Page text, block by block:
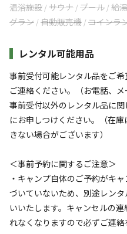
温浴施設 /サウナ /プール /給
グラン /自動販売機 /コインラ
レンタル可能用品
事前受付可能レンタル品をご
ご連絡ください。（お電話、メ
事前受付以外のレンタル品に
にお申しつけください。（在
きない場合がございます）
＜事前予約に関するご注意＞
・キャンプ自体のご予約がキ
づいていないため、別途レン
いいたします。キャンセルの
れなくなりますので必ずご連絡